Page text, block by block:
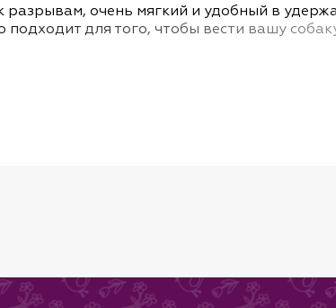
разрывам, очень мягкий и удобный в
для того, чтобы вести вашу
вам всегда иметь под рукой
металла можно поворачивать на 360° и
стирка при температуре 30°C.